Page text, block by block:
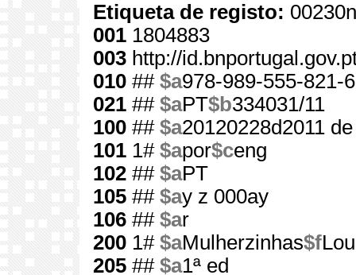
Etiqueta de registo:
001 1804883
003 http://
010 ## $a978-989-555-821-6
021 ## $aPT$b334031/11
100 ## $a20120228d2011
101 1# $apor$ceng
102 ## $aPT
105 ## $ay z 000ay
106 ## $ar
200 1# $aMulherzinhas$f
205 ## $a1ª ed